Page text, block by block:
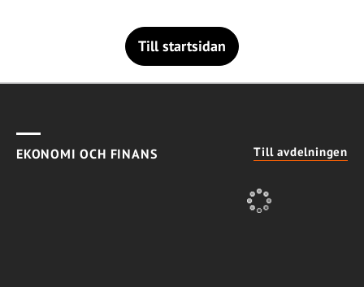
Till startsidan
EKONOMI OCH FINANS Till avdelningen